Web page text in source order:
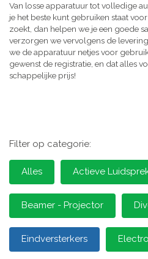
Van losse apparatuur tot volledige
je het beste kunt gebruiken staat
zoekt, dan helpen we je een goede
verzorgen we vervolgens de
we de apparatuur netjes voor
gewenst de registratie, en dat alles
schappelijke prijs!
Filter op categorie:
Alles Actieve
Beamer - Projector
Eindversterkers